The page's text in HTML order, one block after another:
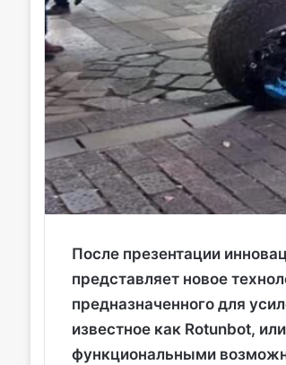
После презентации
представляет новое
предназначенного для
известное как Rotunbot,
функциональными